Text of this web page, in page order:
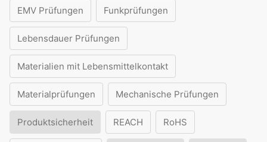
EMV Prüfungen Funkprüfungen
Lebensdauer Prüfungen
Materialien mit Lebensmittelkontakt
Materialprüfungen Mechanische Prüfungen
Produktsicherheit REACH RoHS